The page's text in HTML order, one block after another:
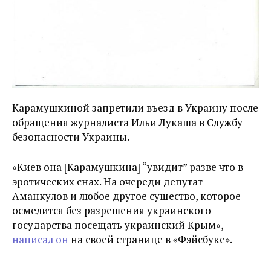
Карамушкиной запретили въезд в Украину после
обращения журналиста Ильи Лукаша в Службу
безопасности Украины.
«Киев она [Карамушкина] “увидит” разве что в
эротических снах. На очереди депутат
Аманкулов и любое другое существо, которое
осмелится без разрешения украинского
государства посещать украинский Крым», —
написал он на своей странице в «Фэйсбуке».